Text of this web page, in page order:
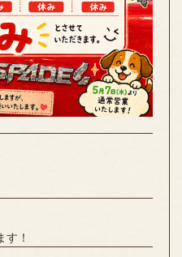
！